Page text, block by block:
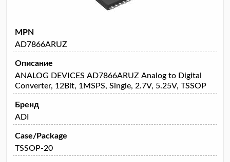
MPN
AD7866ARUZ
Описание
ANALOG DEVICES AD7866ARUZ Analog to Digital
Converter, 12Bit, 1MSPS, Single, 2.7V, 5.25V, TSSOP
Бренд
ADI
Case/Package
TSSOP-20